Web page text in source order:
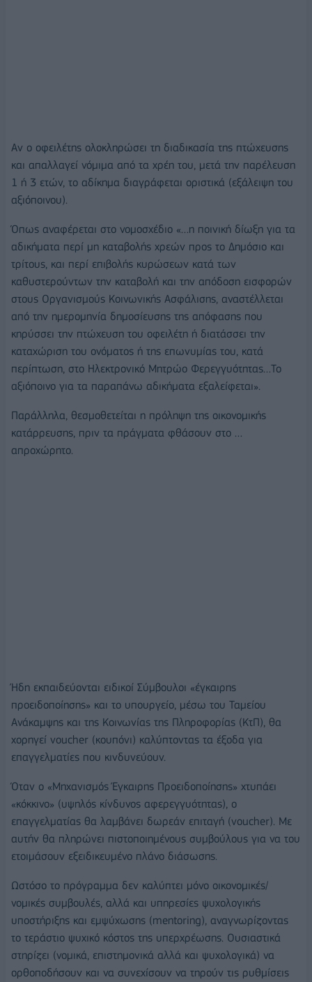
Αν ο οφειλέτης ολοκληρώσει τη διαδικασία της πτώχευσης
και απαλλαγεί νόμιμα από τα χρέη του, μετά την παρέλευση
1 ή 3 ετών, το αδίκημα διαγράφεται οριστικά (εξάλειψη του
αξιόποινου).
Όπως αναφέρεται στο νομοσχέδιο «…η ποινική δίωξη για τα
αδικήματα περί μη καταβολής χρεών προς το Δημόσιο και
τρίτους, και περί επιβολής κυρώσεων κατά των
καθυστερούντων την καταβολή και την απόδοση εισφορών
στους Οργανισμούς Κοινωνικής Ασφάλισης, αναστέλλεται
από την ημερομηνία δημοσίευσης της απόφασης που
κηρύσσει την πτώχευση του οφειλέτη ή διατάσσει την
καταχώριση του ονόματος ή της επωνυμίας του, κατά
περίπτωση, στο Ηλεκτρονικό Μητρώο Φερεγγυότητας…Το
αξιόποινο για τα παραπάνω αδικήματα εξαλείφεται».
Παράλληλα, θεσμοθετείται η πρόληψη της οικονομικής
κατάρρευσης, πριν τα πράγματα φθάσουν στο …
απροχώρητο.
Ήδη εκπαιδεύονται ειδικοί Σύμβουλοι «έγκαιρης
προειδοποίησης» και το υπουργείο, μέσω του Ταμείου
Ανάκαμψης και της Κοινωνίας της Πληροφορίας (ΚτΠ), θα
χορηγεί voucher (κουπόνι) καλύπτοντας τα έξοδα για
επαγγελματίες που κινδυνεύουν.
Όταν ο «Μηχανισμός Έγκαιρης Προειδοποίησης» χτυπάει
«κόκκινο» (υψηλός κίνδυνος αφερεγγυότητας), ο
επαγγελματίας θα λαμβάνει δωρεάν επιταγή (voucher). Με
αυτήν θα πληρώνει πιστοποιημένους συμβούλους για να του
ετοιμάσουν εξειδικευμένο πλάνο διάσωσης.
Ωστόσο το πρόγραμμα δεν καλύπτει μόνο οικονομικές/
νομικές συμβουλές, αλλά και υπηρεσίες ψυχολογικής
υποστήριξης και εμψύχωσης (mentoring), αναγνωρίζοντας
το τεράστιο ψυχικό κόστος της υπερχρέωσης. Ουσιαστικά
στηρίζει (νομικά, επιστημονικά αλλά και ψυχολογικά) να
ορθοποδήσουν και να συνεχίσουν να τηρούν τις ρυθμίσεις